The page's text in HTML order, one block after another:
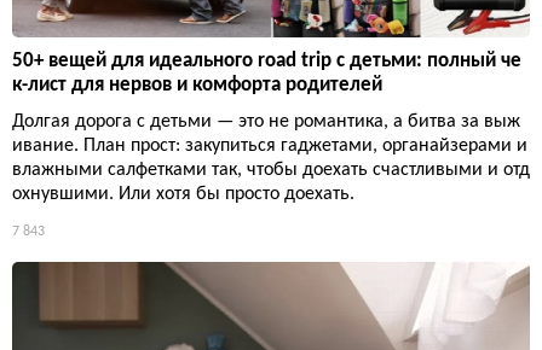
50+ вещей для идеального road trip с детьми: полный че
к-лист для нервов и комфорта родителей
Долгая дорога с детьми — это не романтика, а битва за выж
ивание. План прост: закупиться гаджетами, органайзерами и
влажными салфетками так, чтобы доехать счастливыми и отд
охнувшими. Или хотя бы просто доехать.
7 843